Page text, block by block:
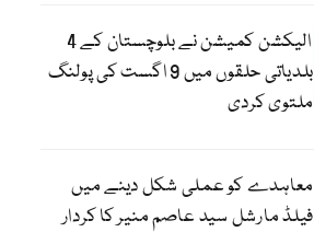
الیکشن کمیشن نے بلوچستان کے 4
بلدیاتی حلقوں میں 9 اگست کی پولنگ
ملتوی کردی
معاہدے کو عملی شکل دینے میں
فیلڈ مارشل سید عاصم منیر کا کردار